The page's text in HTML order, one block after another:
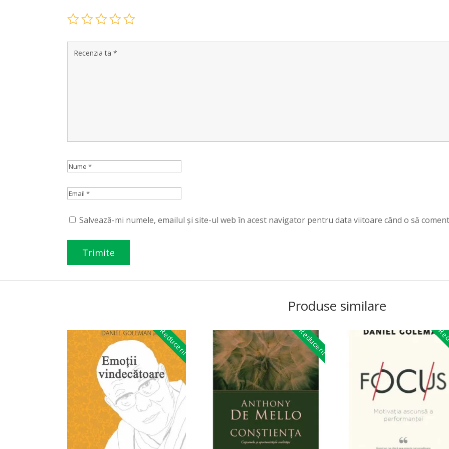
Salvează-mi numele, emailul și site-ul web în acest navigator pentru data viitoare când o să
Produse similare
Reduceri! Reduceri!